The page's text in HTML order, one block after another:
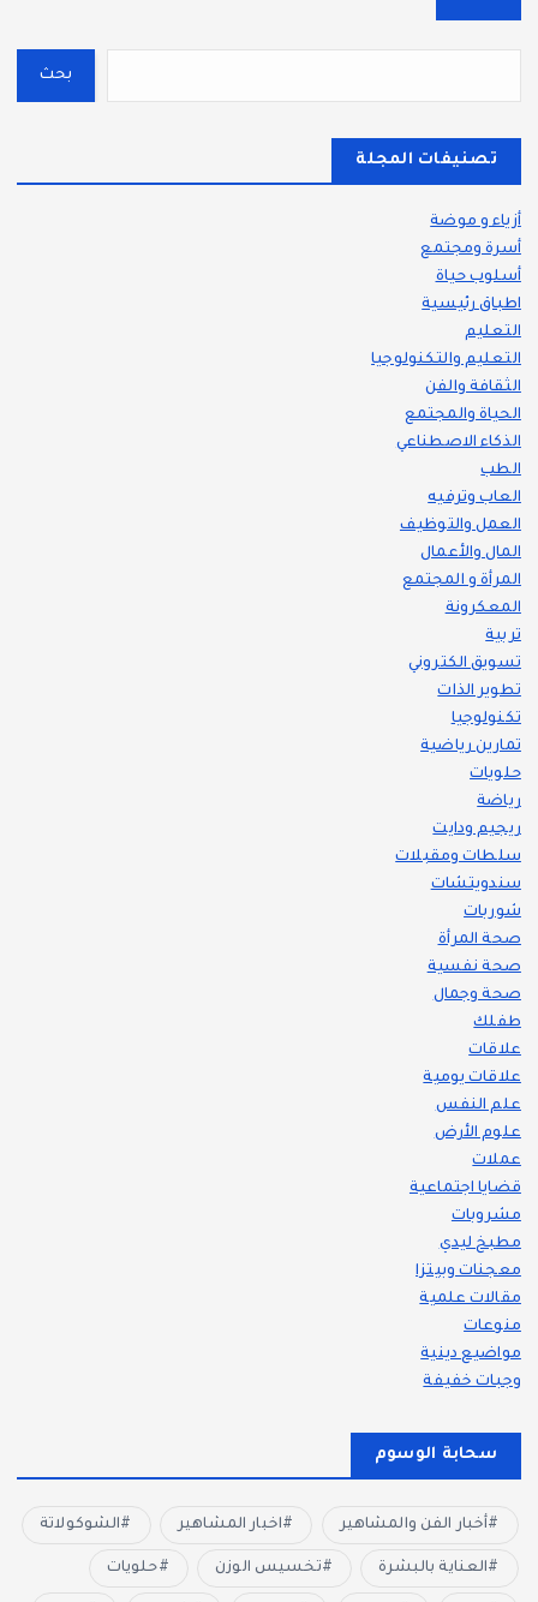
بحث
تصنيفات المجلة
أزياء و موضة
أسرة ومجتمع
أسلوب حياة
اطباق رئيسية
التعليم
التعليم والتكنولوجيا
الثقافة والفن
الحياة والمجتمع
الذكاء الاصطناعي
الطب
العاب وترفيه
العمل والتوظيف
المال والأعمال
المرأة و المجتمع
المعكرونة
تربية
تسويق الكتروني
تطوير الذات
تكنولوجيا
تمارين رياضية
حلويات
رياضة
ريجيم ودايت
سلطات ومقبلات
سندويتشات
شوربات
صحة المرأة
صحة نفسية
صحة وجمال
طفلك
علاقات
علاقات يومية
علم النفس
علوم الأرض
عملات
قضايا اجتماعية
مشروبات
مطبخ ليدي
معجنات وبيتزا
مقالات علمية
منوعات
مواضيع دينية
وجبات خفيفة
سحابة الوسوم
أخبار الفن والمشاهير اخبار المشاهير الشوكولاتة
العناية بالبشرة تخسيس الوزن حلويات